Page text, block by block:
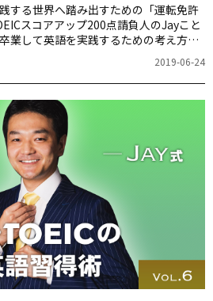
する世界へ踏み出すための「運転免許
スコアアップ200点請負人のJayこと
業して英語を実践するための考え方と
2019-06-24